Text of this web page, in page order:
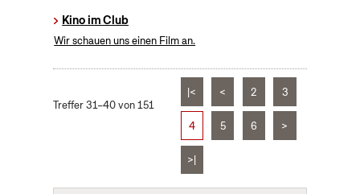
Kino im Club
Wir schauen uns einen Film an.
Treffer 31–40 von 151
|< < 2 3
4 5 6 >
>|